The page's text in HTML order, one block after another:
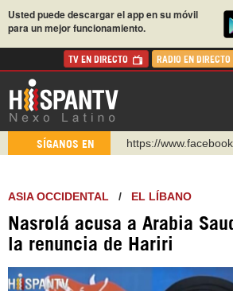
Usted puede descargar el app en su móvil
para un mejor funcionamiento.
TV EN DIRECTO RADIO EN DIRECTO
SÍGANOS EN https://
https://
https://t.me/
https://
WhatsApp y Viber:
Instagram como:
ASIA OCCIDENTAL / EL LÍBANO
Nasrolá acusa a Arabia
la renuncia de Hariri